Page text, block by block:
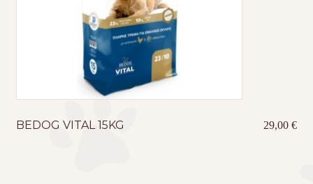
BEDOG VITAL 15KG 29,00€